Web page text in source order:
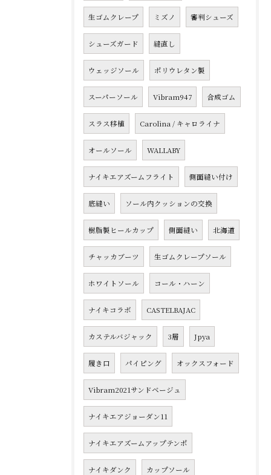
生ゴムクレープ ミズノ 審判シューズ
シューズガード 縫直し
ウェッジソール ポリウレタン製
スーパーソール Vibram947 合成ゴム
スラス移植 Carolina / キャロライナ
オールソール WALLABY
ナイキエアズームフライト 側面縫い付け
底縫い ソール内クッションの交換
樹脂製ヒールカップ 側面縫い 北海道
チャッカブーツ 生ゴムクレープソール
ホワイトソール コール・ハーン
ナイキコラボ CASTELBAJAC
カステルバジャック 3層 Jpya
履き口 パイピング オックスフォード
Vibram2021サンドベージュ
ナイキエアジョーダン11
ナイキエアズームアップテンポ
ナイキダンク カップソール